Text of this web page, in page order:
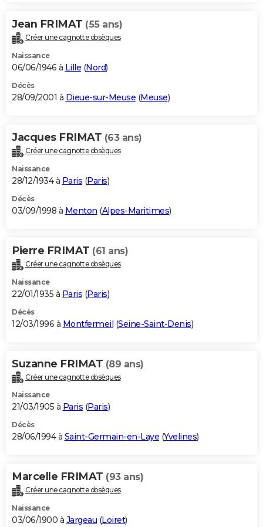
Jean FRIMAT (55 ans)
Créer une cagnotte obsèques
Naissance
06/06/1946 à Lille (Nord)
Décès
28/09/2001 à Dieue-sur-Meuse (Meuse)
Jacques FRIMAT (63 ans)
Créer une cagnotte obsèques
Naissance
28/12/1934 à Paris (Paris)
Décès
03/09/1998 à Menton (Alpes-Maritimes)
Pierre FRIMAT (61 ans)
Créer une cagnotte obsèques
Naissance
22/01/1935 à Paris (Paris)
Décès
12/03/1996 à Montfermeil (Seine-Saint-Denis)
Suzanne FRIMAT (89 ans)
Créer une cagnotte obsèques
Naissance
21/03/1905 à Paris (Paris)
Décès
28/06/1994 à Saint-Germain-en-Laye (Yvelines)
Marcelle FRIMAT (93 ans)
Créer une cagnotte obsèques
Naissance
03/06/1900 à Jargeau (Loiret)